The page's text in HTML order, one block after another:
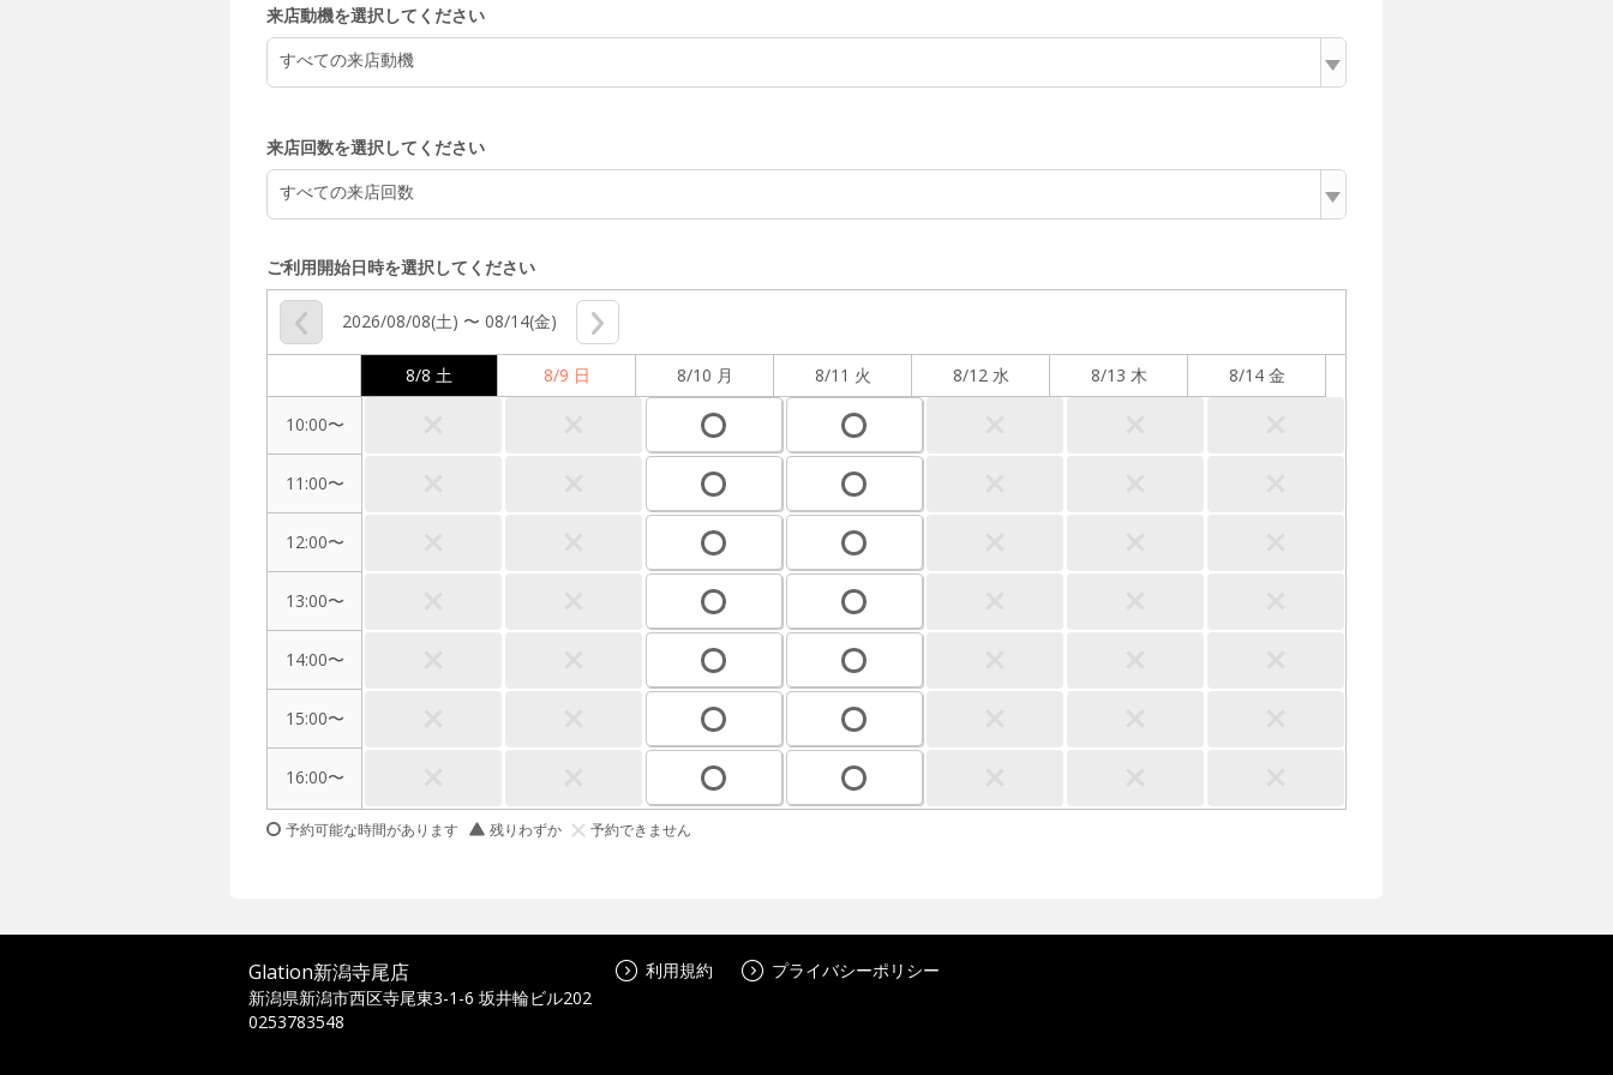
来店動機を選択してください
すべての来店動機
来店回数を選択してください
すべての来店回数
ご利用開始日時を選択してください
2026/08/08(土) 〜 08/14(金)
8/8 土 8/9 日 8/10 月 8/11 火 8/12 水 8/13 木 8/14 金
10:00〜
11:00〜
12:00〜
13:00〜
14:00〜
15:00〜
16:00〜
予約可能な時間があります 残りわずか 予約できません
Glation新潟寺尾店
新潟県新潟市西区寺尾東3-1-6 坂井輪ビル202
0253783548
利用規約 プライバシーポリシー